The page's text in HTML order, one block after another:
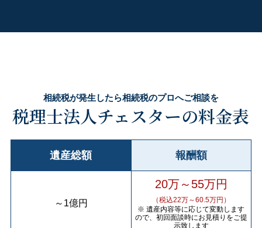
相続税が発生したら相続税のプロへご相談を
税理士法人チェスターの料金表
遺産総額 報酬額
～ 1億円
20万～55万円
（税込22万～60.5万円）
※ 遺産内容等に応じて変動します
ので、初回面談時にお見積りをご提
示致します